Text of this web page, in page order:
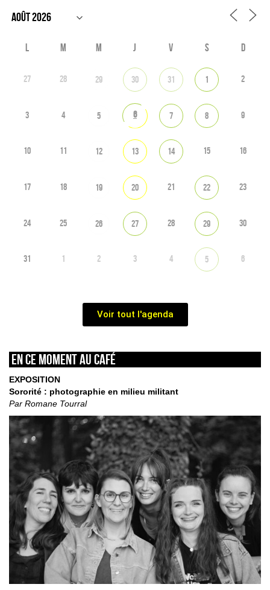
L M M J V S D
27 28 29 30 31 1 2
3 4 5 6 7 8 9
10 11 12 13 14 15 16
17 18 19 20 21 22 23
24 25 26 27 28 29 30
31 1 2 3 4 5 6
Voir tout l'agenda
En ce moment au café
EXPOSITION
Sororité : photographie en milieu militant
Par Romane Tourral